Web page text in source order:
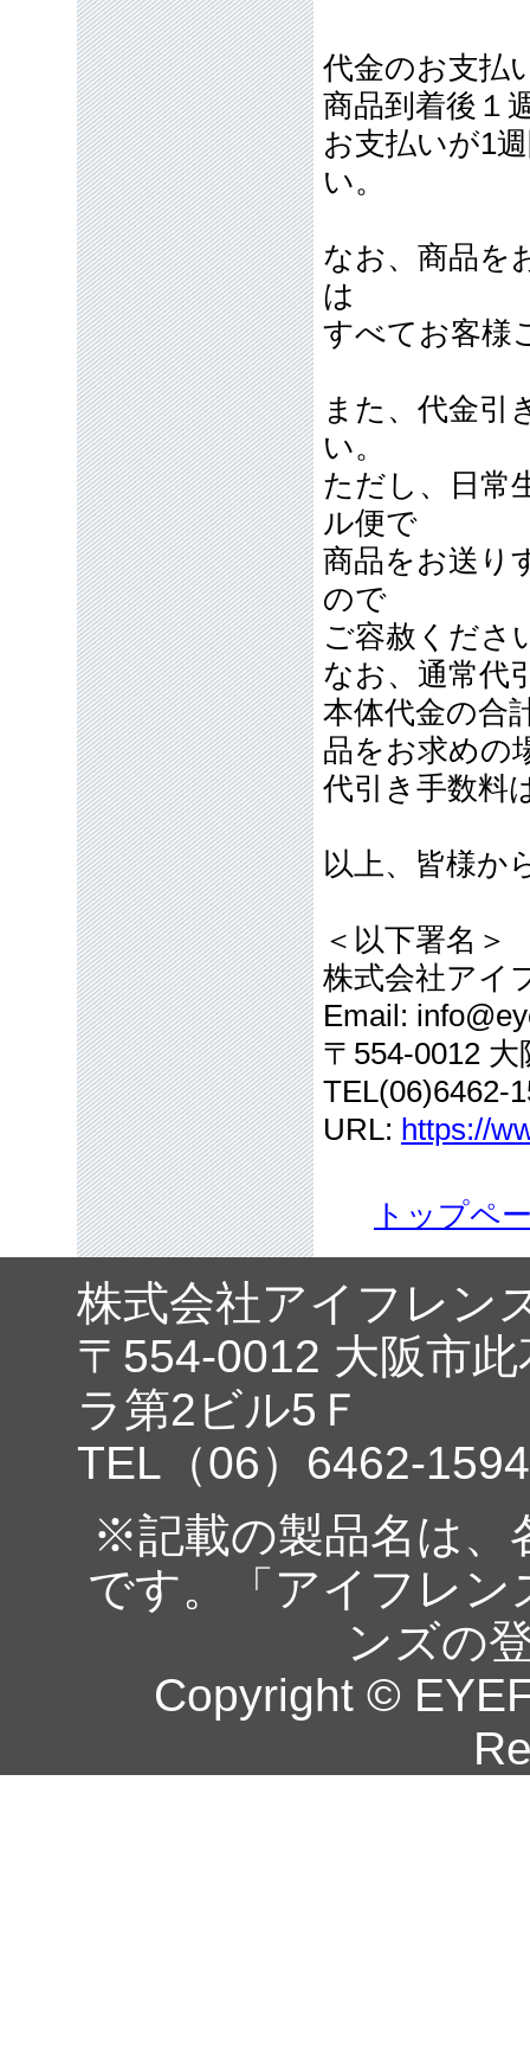
代金のお支払
商品到着後１
お支払いが1
い。
なお、商品を
は
すべてお客様
また、代金引
い。
ただし、日常
ル便で
商品をお送り
ので
ご容赦くださ
なお、通常代
本体代金の合
品をお求めの
代引き手数料
以上、皆様か
＜以下署名＞
株式会社アイ
Email:
〒554-0012
TEL(06)6462-
URL: https://
トップペ
株式会社アイフレン
〒554-0012 大阪市
ラ第2ビル5Ｆ
TEL（06）6462-
※記載の製品名は、
です。「アイフレ
ンズの
Copyright ©